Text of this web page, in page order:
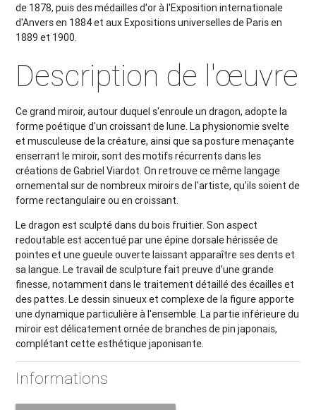
de 1878, puis des médailles d'or à l'Exposition internationale
d'Anvers en 1884 et aux Expositions universelles de Paris en
1889 et 1900.
Description de l'œuvre
Ce grand miroir, autour duquel s'enroule un dragon, adopte la
forme poétique d'un croissant de lune. La physionomie svelte
et musculeuse de la créature, ainsi que sa posture menaçante
enserrant le miroir, sont des motifs récurrents dans les
créations de Gabriel Viardot. On retrouve ce même langage
ornemental sur de nombreux miroirs de l'artiste, qu'ils soient de
forme rectangulaire ou en croissant.
Le dragon est sculpté dans du bois fruitier. Son aspect
redoutable est accentué par une épine dorsale hérissée de
pointes et une gueule ouverte laissant apparaître ses dents et
sa langue. Le travail de sculpture fait preuve d'une grande
finesse, notamment dans le traitement détaillé des écailles et
des pattes. Le dessin sinueux et complexe de la figure apporte
une dynamique particulière à l'ensemble. La partie inférieure du
miroir est délicatement ornée de branches de pin japonais,
complétant cette esthétique japonisante.
Informations